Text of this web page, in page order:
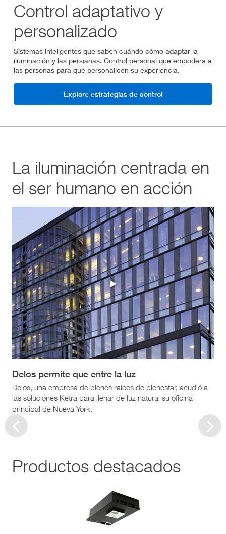
Control adaptativo y
personalizado
Sistemas inteligentes que saben cuándo cómo adaptar la
iluminación y las persianas. Control personal que empodera a
las personas para que personalicen su experiencia.
Explore estrategias de control
La iluminación centrada en
el ser humano en acción
Delos permite que entre la luz
Delos, una empresa de bienes raíces de bienestar, acudió a
las soluciones Ketra para llenar de luz natural su oficina
principal de Nueva York.
Productos destacados
Iluminación ajustable que ofrece millones de colores
saturados e innumerables tonalidades de blanco.